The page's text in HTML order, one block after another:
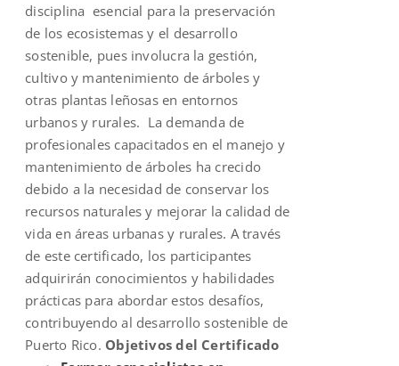
disciplina esencial para la preservación
de los ecosistemas y el desarrollo
sostenible, pues involucra la gestión,
cultivo y mantenimiento de árboles y
otras plantas leñosas en entornos
urbanos y rurales. La demanda de
profesionales capacitados en el manejo y
mantenimiento de árboles ha crecido
debido a la necesidad de conservar los
recursos naturales y mejorar la calidad de
vida en áreas urbanas y rurales. A través
de este certificado, los participantes
adquirirán conocimientos y habilidades
prácticas para abordar estos desafíos,
contribuyendo al desarrollo sostenible de
Puerto Rico. Objetivos del Certificado